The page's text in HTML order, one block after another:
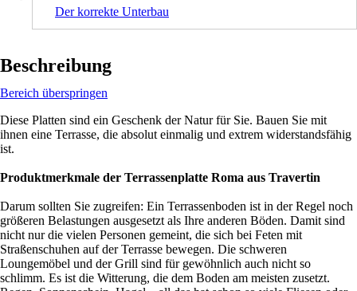
Der korrekte Unterbau
Beschreibung
Bereich überspringen
Diese Platten sind ein Geschenk der Natur für Sie. Bauen Sie mit
ihnen eine Terrasse, die absolut einmalig und extrem widerstandsfähig
ist.
Produktmerkmale der Terrassenplatte Roma aus Travertin
Darum sollten Sie zugreifen: Ein Terrassenboden ist in der Regel noch
größeren Belastungen ausgesetzt als Ihre anderen Böden. Damit sind
nicht nur die vielen Personen gemeint, die sich bei Feten mit
Straßenschuhen auf der Terrasse bewegen. Die schweren
Loungemöbel und der Grill sind für gewöhnlich auch nicht so
schlimm. Es ist die Witterung, die dem Boden am meisten zusetzt.